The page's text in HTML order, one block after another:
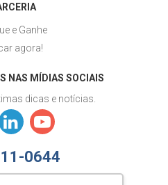
e Ganhe
agora!
NAS MÍDIAS SOCIAIS
dicas e notícias.
0644